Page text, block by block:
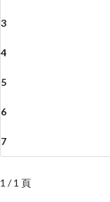
3
4
5
6
7
1 / 1 頁